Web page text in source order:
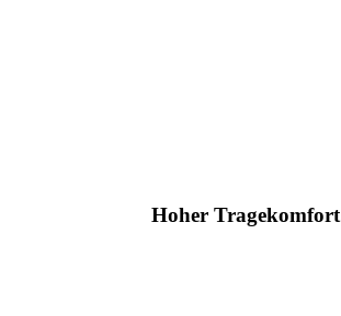
Hoher Tragekomfort